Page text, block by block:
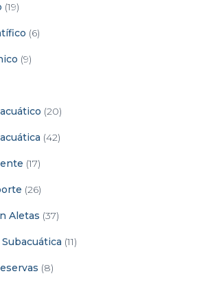
(19)
(6)
(9)
(20)
(42)
(17)
(26)
Aletas (37)
(11)
(8)